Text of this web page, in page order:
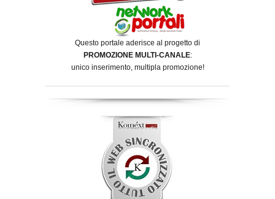
Questo portale aderisce al progetto di
PROMOZIONE MULTI-CANALE:
unico inserimento, multipla promozione!